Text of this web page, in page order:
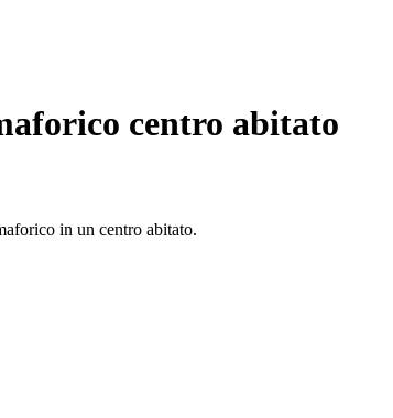
centro abitato
in un centro abitato.